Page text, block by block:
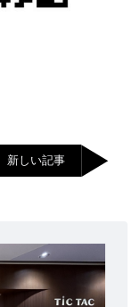
新しい記事